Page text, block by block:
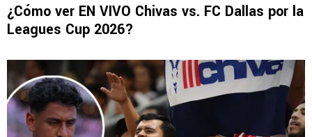
¿Cómo ver EN VIVO Chivas vs. FC Dallas por la
Leagues Cup 2026?